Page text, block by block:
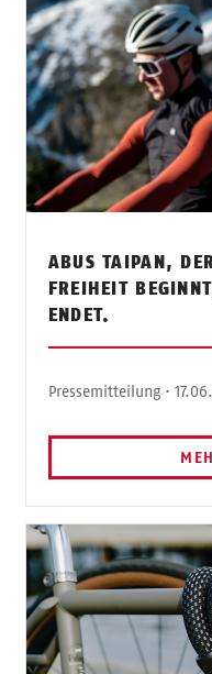
ABUS TAIPAN,
FREIHEIT
ENDET.
Pressemitteilung ·